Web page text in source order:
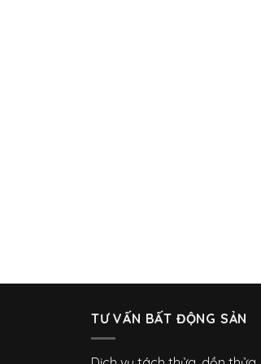
TƯ VẤN BẤT ĐỘNG SẢN